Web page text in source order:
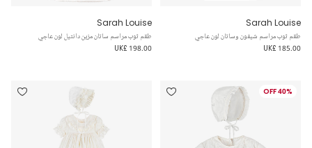
Sarah Louise
طقم ثوب مراسم شيفون وساتان لون عاجي
UK£ 185.00
Sarah Louise
طقم ثوب مراسم ساتان مزين دانتيل لون عاجي
UK£ 198.00
40% OFF